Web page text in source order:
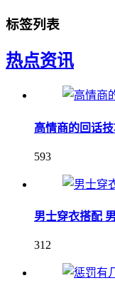
标签列表
热点资讯
高情商的回话
593
男士穿衣搭配
312